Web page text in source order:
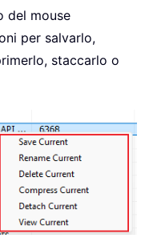
del mouse
per salvarlo,
staccarlo o